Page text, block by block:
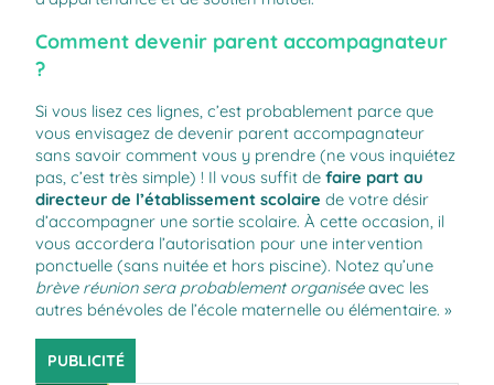
Comment devenir parent accompagnateur
?
Si vous lisez ces lignes, c’est probablement parce que
vous envisagez de devenir parent accompagnateur
sans savoir comment vous y prendre (ne vous inquiétez
pas, c’est très simple) ! Il vous suffit de faire part au
directeur de l’établissement scolaire de votre désir
d’accompagner une sortie scolaire. À cette occasion, il
vous accordera l’autorisation pour une intervention
ponctuelle (sans nuitée et hors piscine). Notez qu’une
brève réunion sera probablement organiséeavec les
autres bénévoles de l’école maternelle ou élémentaire. »
PUBLICITÉ